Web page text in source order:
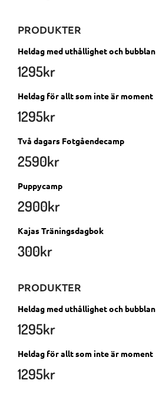
PRODUKTER
Heldag med uthållighet och bubblan
1295kr
Heldag för allt som inte är moment
1295kr
Två dagars Fotgåendecamp
2590kr
Puppycamp
2900kr
Kajas Träningsdagbok
300kr
PRODUKTER
Heldag med uthållighet och bubblan
1295kr
Heldag för allt som inte är moment
1295kr